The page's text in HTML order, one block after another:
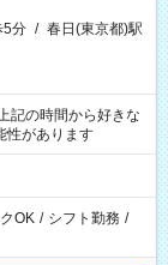
5分 / 春日(東京都)駅
性があります
OK / シフト勤務 /